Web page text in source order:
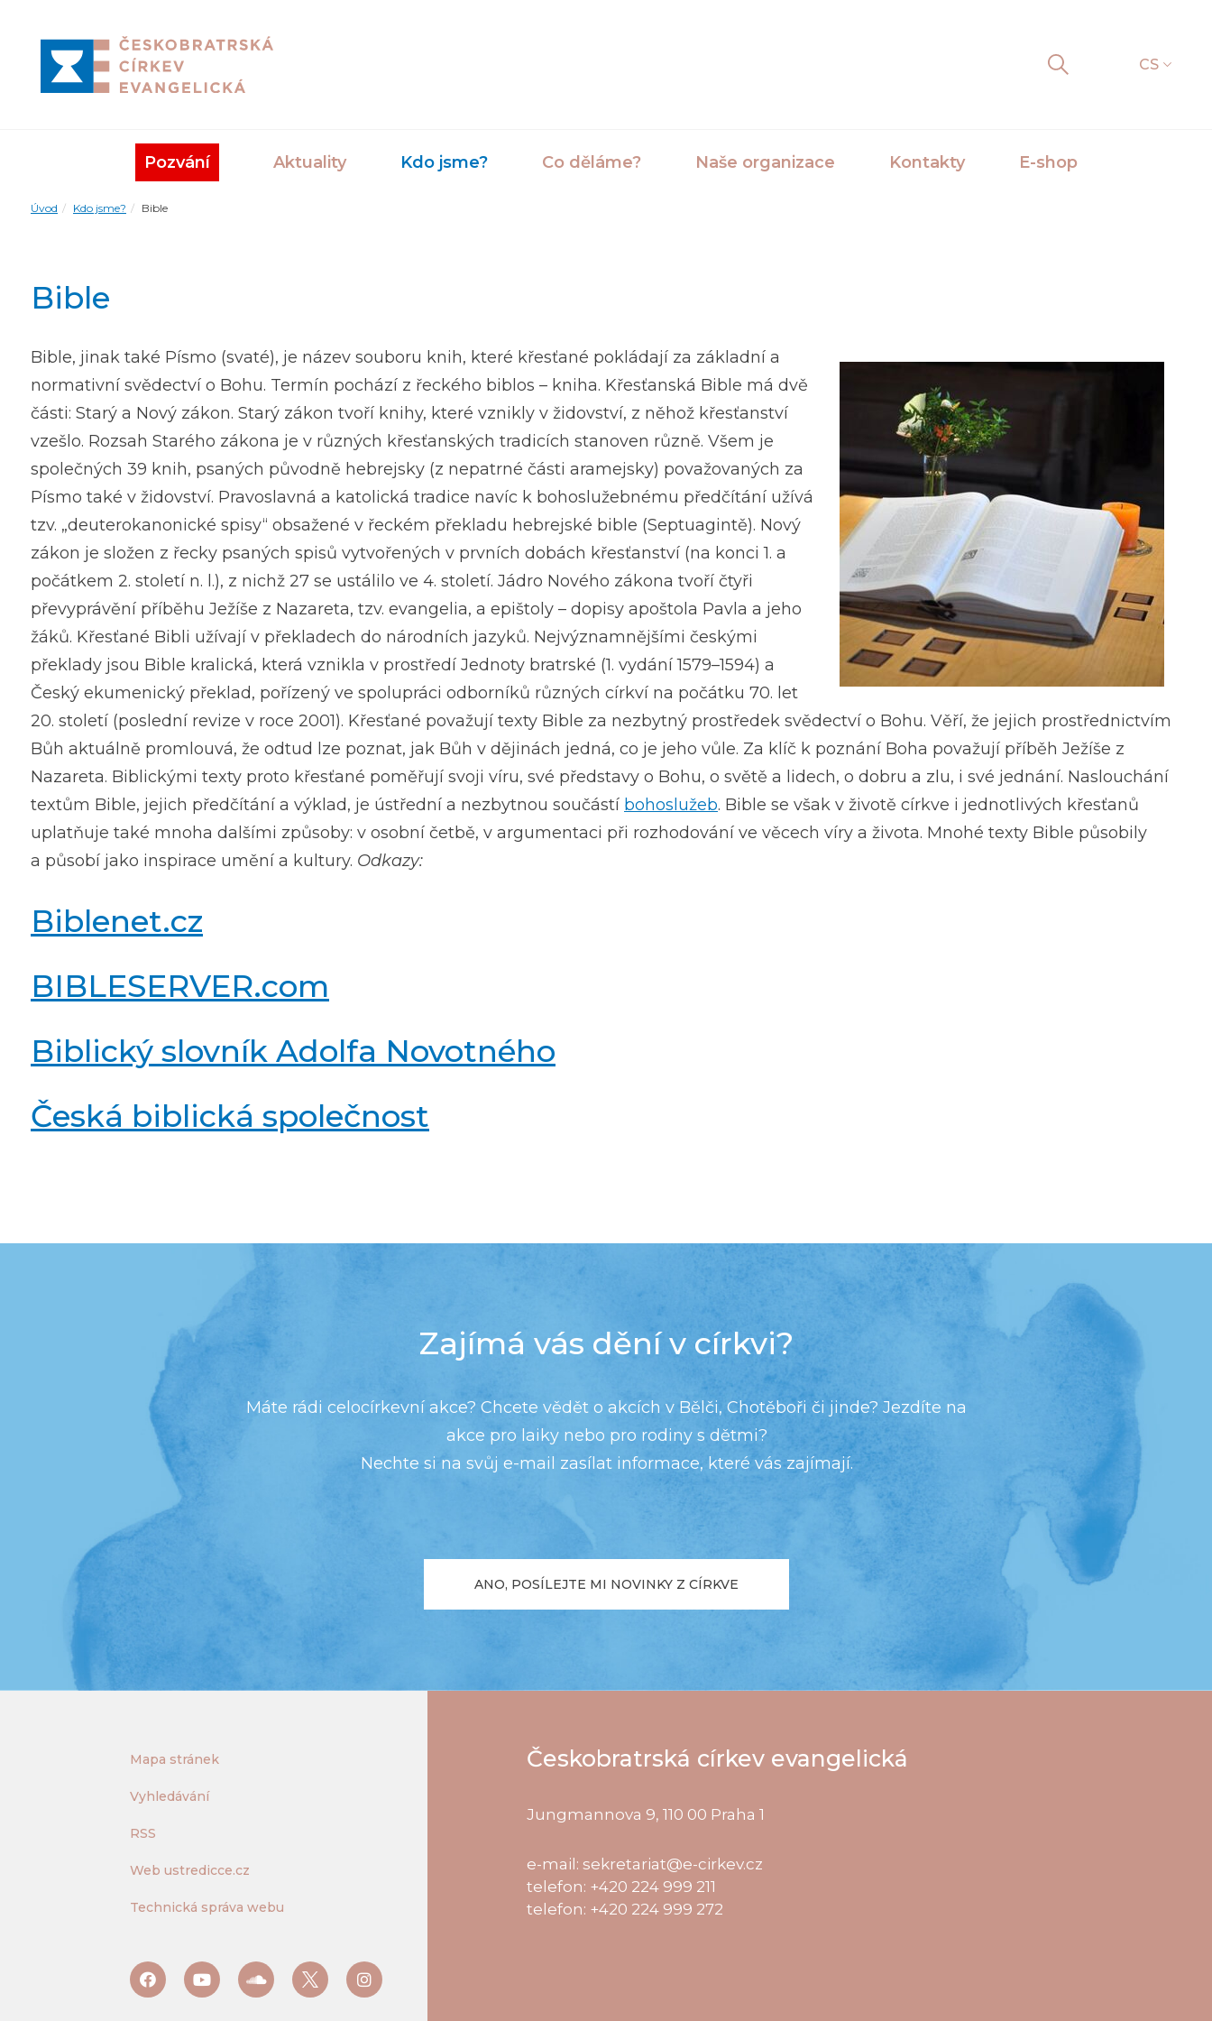
CS
Pozvání Aktuality Kdo jsme? Co děláme? Naše organizace Kontakty E-shop
Úvod Kdo jsme? Bible
Bible
Bible, jinak také Písmo (svaté), je název souboru knih, které křesťané pokládají za základní a
normativní svědectví o Bohu. Termín pochází z řeckého biblos – kniha. Křesťanská Bible má dvě
části: Starý a Nový zákon. Starý zákon tvoří knihy, které vznikly v židovství, z něhož křesťanství
vzešlo. Rozsah Starého zákona je v různých křesťanských tradicích stanoven různě. Všem je
společných 39 knih, psaných původně hebrejsky (z nepatrné části aramejsky) považovaných za
Písmo také v židovství. Pravoslavná a katolická tradice navíc k bohoslužebnému předčítání užívá
tzv. „deuterokanonické spisy“ obsažené v řeckém překladu hebrejské bible (Septuagintě). Nový
zákon je složen z řecky psaných spisů vytvořených v prvních dobách křesťanství (na konci 1. a
počátkem 2. století n. l.), z nichž 27 se ustálilo ve 4. století. Jádro Nového zákona tvoří čtyři
převyprávění příběhu Ježíše z Nazareta, tzv. evangelia, a epištoly – dopisy apoštola Pavla a jeho
žáků. Křesťané Bibli užívají v překladech do národních jazyků. Nejvýznamnějšími českými
překlady jsou Bible kralická, která vznikla v prostředí Jednoty bratrské (1. vydání 1579–1594) a
Český ekumenický překlad, pořízený ve spolupráci odborníků různých církví na počátku 70. let
20. století (poslední revize v roce 2001). Křesťané považují texty Bible za nezbytný prostředek svědectví o Bohu. Věří, že jejich prostřednictvím
Bůh aktuálně promlouvá, že odtud lze poznat, jak Bůh v dějinách jedná, co je jeho vůle. Za klíč k poznání Boha považují příběh Ježíše z
Nazareta. Biblickými texty proto křesťané poměřují svoji víru, své představy o Bohu, o světě a lidech, o dobru a zlu, i své jednání. Naslouchání
textům Bible, jejich předčítání a výklad, je ústřední a nezbytnou součástí bohoslužeb. Bible se však v životě církve i jednotlivých křesťanů
uplatňuje také mnoha dalšími způsoby: v osobní četbě, v argumentaci při rozhodování ve věcech víry a života. Mnohé texty Bible působily
a působí jako inspirace umění a kultury. Odkazy:
Biblenet.cz
BIBLESERVER.com
Biblický slovník Adolfa Novotného
Česká biblická společnost
Zajímá vás dění v církvi?
Máte rádi celocírkevní akce? Chcete vědět o akcích v Bělči, Chotěboři či jinde? Jezdíte na
akce pro laiky nebo pro rodiny s dětmi?
Nechte si na svůj e-mail zasílat informace, které vás zajímají.
ANO, POSÍLEJTE MI NOVINKY Z CÍRKVE
Mapa stránek
Vyhledávání
RSS
Web ustredicce.cz
Technická správa webu
Českobratrská církev evangelická
Jungmannova 9, 110 00 Praha 1
e-mail: sekretariat@e-cirkev.cz
telefon: +420 224 999 211
telefon: +420 224 999 272